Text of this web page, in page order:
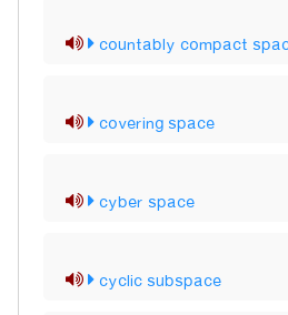
countably compact
covering space
cyber space
cyclic subspace